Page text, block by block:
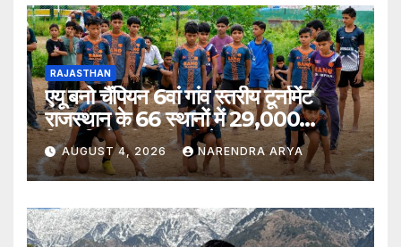
RAJASTHAN
एयू बनो चैंपियन 6वां गांव स्तरीय टूर्नामेंट
राजस्थान के 66 स्थानों में 29,000
खिलाड़ियों की भागीदारी के साथ संपन्न हुआ
AUGUST 4, 2026 NARENDRA ARYA